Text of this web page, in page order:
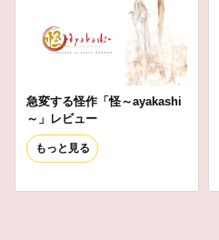
急変する怪作「怪～ayakashi
～」レビュー
もっと見る